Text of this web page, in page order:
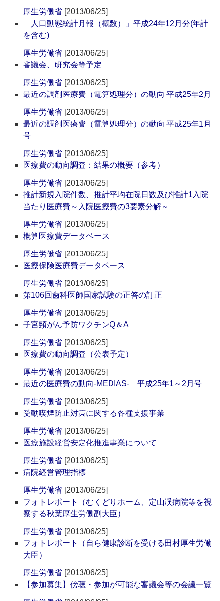
厚生労働省 [2013/06/25]
「人口動態統計月報（概数）」平成24年12月分(年計
を含む)
厚生労働省 [2013/06/25]
審議会、研究会等予定
厚生労働省 [2013/06/25]
最近の調剤医療費（電算処理分）の動向 平成25年2月
厚生労働省 [2013/06/25]
最近の調剤医療費（電算処理分）の動向 平成25年1月
号
厚生労働省 [2013/06/25]
医療費の動向調査：結果の概要（参考）
厚生労働省 [2013/06/25]
推計新規入院件数、推計平均在院日数及び推計1入院
当たり医療費～入院医療費の3要素分解～
厚生労働省 [2013/06/25]
概算医療費データベース
厚生労働省 [2013/06/25]
医療保険医療費データベース
厚生労働省 [2013/06/25]
第106回歯科医師国家試験の正答の訂正
厚生労働省 [2013/06/25]
子宮頸がん予防ワクチンQ＆A
厚生労働省 [2013/06/25]
医療費の動向調査（公表予定）
厚生労働省 [2013/06/25]
最近の医療費の動向-MEDIAS- 平成25年1～2月号
厚生労働省 [2013/06/25]
受動喫煙防止対策に関する各種支援事業
厚生労働省 [2013/06/25]
医療施設経営安定化推進事業について
厚生労働省 [2013/06/25]
病院経営管理指標
厚生労働省 [2013/06/25]
フォトレポート（むくどりホーム、定山渓病院等を視
察する秋葉厚生労働副大臣）
厚生労働省 [2013/06/25]
フォトレポート（自ら健康診断を受ける田村厚生労働
大臣）
厚生労働省 [2013/06/25]
【参加募集】傍聴・参加が可能な審議会等の会議一覧